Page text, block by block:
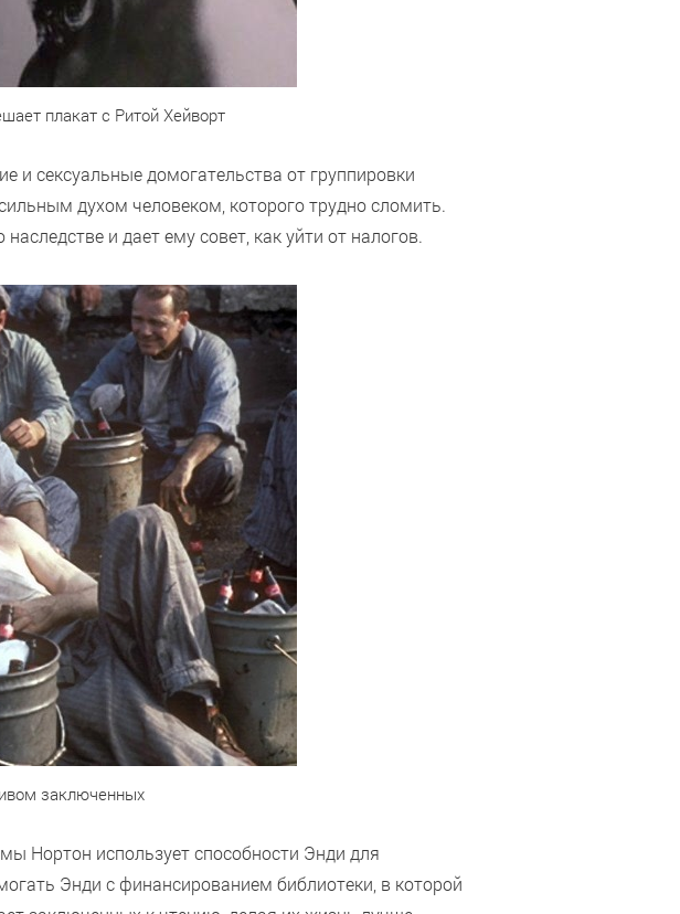
плакат с Ритой Хейворт
и сексуальные домогательства от группировки
духом человеком, которого трудно сломить.
и дает ему совет, как уйти от налогов.
заключенных
Нортон использует способности Энди для
Энди с финансированием библиотеки, в которой